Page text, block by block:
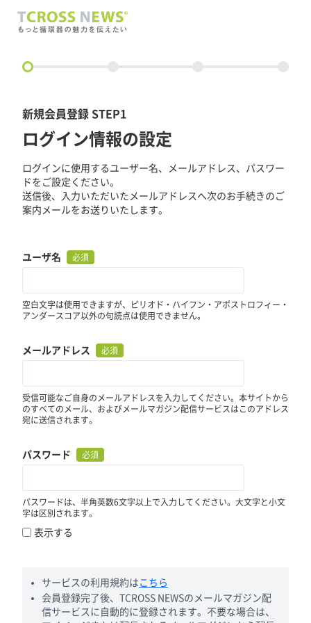
circle
新規会員登録 STEP1
ログイン情報の設定
ログインに使用するユーザー名、メールアドレス、パスワー
ドをご設定ください。
送信後、入力いただいたメールアドレスへ次のお手続きのご
案内メールをお送りいたします。
ユーザ名 必須
空白文字は使用できますが、ピリオド・ハイフン・アポストロフィー・
アンダースコア以外の句読点は使用できません。
メールアドレス 必須
受信可能なご自身のメールアドレスを入力してください。本サイトから
のすべてのメール、およびメールマガジン配信サービスはこのアドレス
宛に送信されます。
パスワード 必須
パスワードは、半角英数6文字以上で入力してください。大文字と小文
字は区別されます。
表示する
サービスの利用規約は こちら
会員登録完了後、TCROSS NEWSのメールマガジン配
信サービスに自動的に登録されます。不要な場合は、